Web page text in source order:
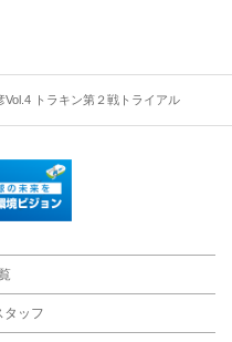
トラキン第２戦トライアル
タッフ